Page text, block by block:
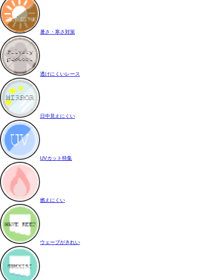
暑さ・寒さ対策
透けにくいレース
日中見えにくい
UVカット特集
燃えにくい
ウェーブがきれい